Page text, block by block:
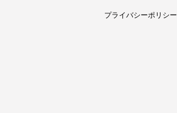
プライバシーポリシー